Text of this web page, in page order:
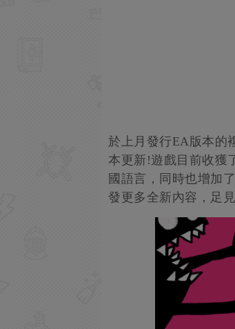
於上月發行EA版本的
本更新!遊戲目前收獲
國語言，同時也增加
發更多全新內容，足